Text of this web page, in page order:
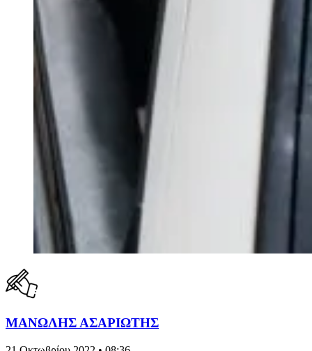
ΜΑΝΩΛΗΣ ΑΣΑΡΙΩΤΗΣ